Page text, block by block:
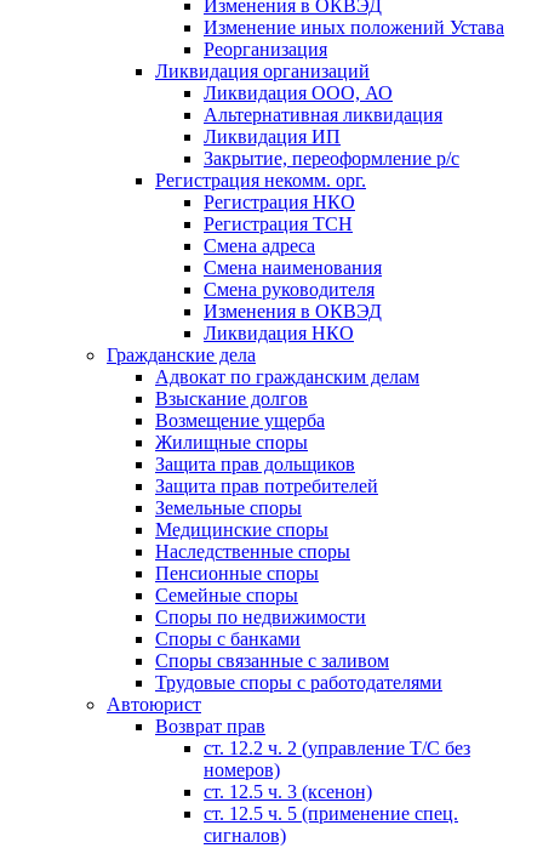
Изменения в ОКВЭД
Изменение иных положений Устава
Реорганизация
Ликвидация организаций
Ликвидация ООО, АО
Альтернативная ликвидация
Ликвидация ИП
Закрытие, переоформление р/с
Регистрация некомм. орг.
Регистрация НКО
Регистрация ТСН
Смена адреса
Смена наименования
Смена руководителя
Изменения в ОКВЭД
Ликвидация НКО
Гражданские дела
Адвокат по гражданским делам
Взыскание долгов
Возмещение ущерба
Жилищные споры
Защита прав дольщиков
Защита прав потребителей
Земельные споры
Медицинские споры
Наследственные споры
Пенсионные споры
Семейные споры
Cпоры по недвижимости
Споры с банками
Споры связанные с заливом
Трудовые споры с работодателями
Автоюрист
Возврат прав
ст. 12.2 ч. 2 (управление Т/С без
номеров)
ст. 12.5 ч. 3 (ксенон)
ст. 12.5 ч. 5 (применение спец.
сигналов)